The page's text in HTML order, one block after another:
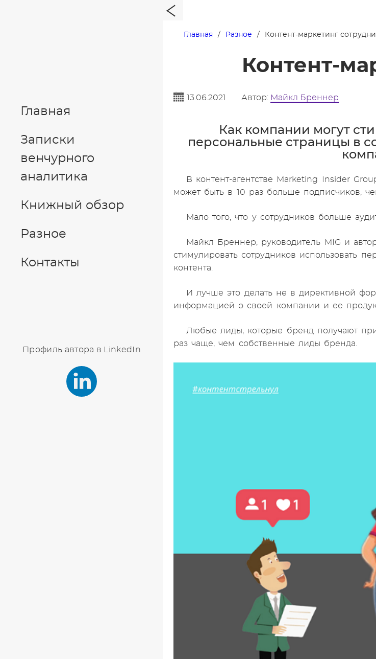
Главная
Записки
венчурного
аналитика
Книжный обзор
Разное
Контакты
Профиль автора в LinkedIn
Главная Разное Контент-маркетинг
Контент-
13.06.2021 Автор: Майкл Бреннер
Как компании могут
персональные страницы в
В контент-агентстве Marketing Insider
может быть в 10 раз больше подписчиков,
Мало того, что у сотрудников больше
Майкл Бреннер, руководитель MIG и
стимулировать сотрудников использовать
контента.
И лучше это делать не в директивной
информацией о своей компании и ее
Любые лиды, которые бренд получают
раз чаще, чем собственные лиды бренда.